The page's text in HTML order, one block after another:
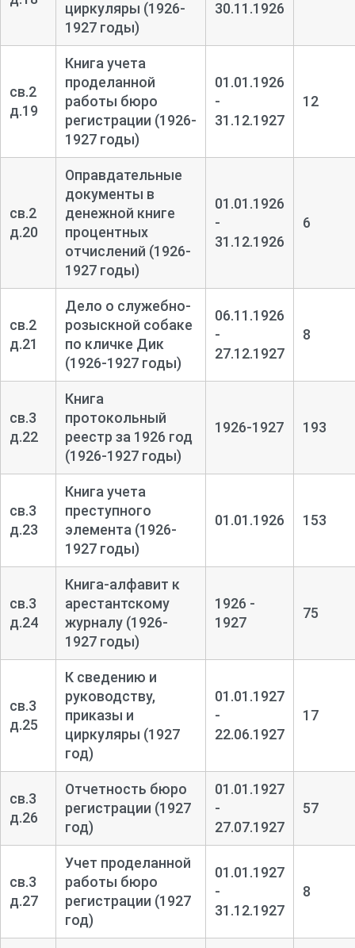
циркуляры (1926-
1927 годы)
30.11.1926
св.2
д.19
Книга учета
проделанной
работы бюро
регистрации (1926-
1927 годы)
01.01.1926
-
31.12.1927
12
св.2
д.20
Оправдательные
документы в
денежной книге
процентных
отчислений (1926-
1927 годы)
01.01.1926
-
31.12.1926
6
св.2
д.21
Дело о служебно-
розыскной собаке
по кличке Дик
(1926-1927 годы)
06.11.1926
-
27.12.1927
8
св.3
д.22
Книга
протокольный
реестр за 1926 год
(1926-1927 годы)
1926-1927 193
св.3
д.23
Книга учета
преступного
элемента (1926-
1927 годы)
01.01.1926 153
св.3
д.24
Книга-алфавит к
арестантскому
журналу (1926-
1927 годы)
1926 -
1927
75
св.3
д.25
К сведению и
руководству,
приказы и
циркуляры (1927
год)
01.01.1927
-
22.06.1927
17
св.3
д.26
Отчетность бюро
регистрации (1927
год)
01.01.1927
-
27.07.1927
57
св.3
д.27
Учет проделанной
работы бюро
регистрации (1927
год)
01.01.1927
-
31.12.1927
8